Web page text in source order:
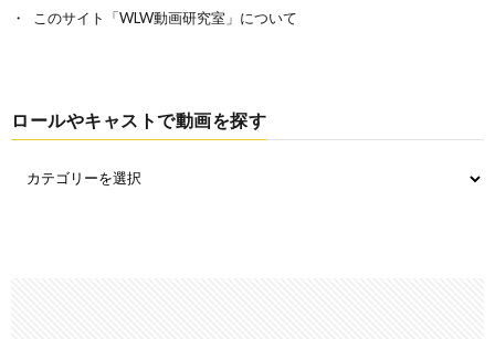
このサイト「WLW動画研究室」について
ロールやキャストで動画を探す